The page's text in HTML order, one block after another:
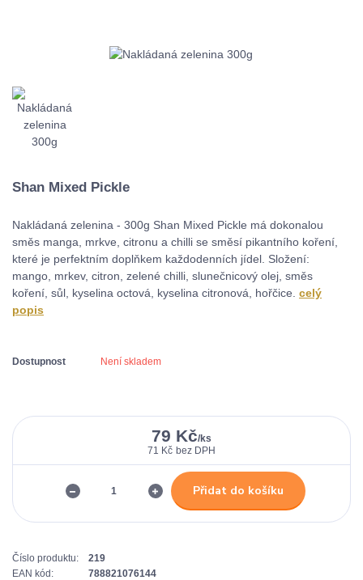
Shan Mixed Pickle
Nakládaná zelenina - 300g Shan Mixed Pickle má dokonalou
směs manga, mrkve, citronu a chilli se směsí pikantního koření,
které je perfektním doplňkem každodenních jídel. Složení:
mango, mrkev, citron, zelené chilli, slunečnicový olej, směs
koření, sůl, kyselina octová, kyselina citronová, hořčice. celý
popis
Dostupnost Není skladem
79 Kč/ks
71 Kč bez DPH
Přidat do košíku
Číslo produktu:
219
EAN kód:
788821076144